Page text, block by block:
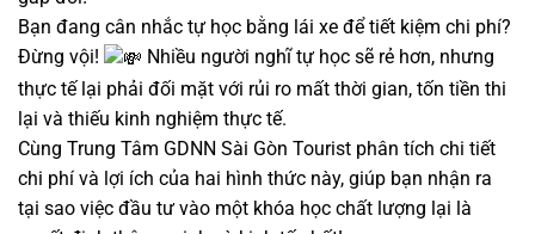
Bạn đang cân nhắc tự học bằng lái xe để tiết kiệm chi phí?
Đừng vội!
Nhiều người nghĩ tự học sẽ rẻ hơn, nhưng
thực tế lại phải đối mặt với rủi ro mất thời gian, tốn tiền thi
lại và thiếu kinh nghiệm thực tế.
Cùng Trung Tâm GDNN Sài Gòn Tourist phân tích chi tiết
chi phí và lợi ích của hai hình thức này, giúp bạn nhận ra
tại sao việc đầu tư vào một khóa học chất lượng lại là